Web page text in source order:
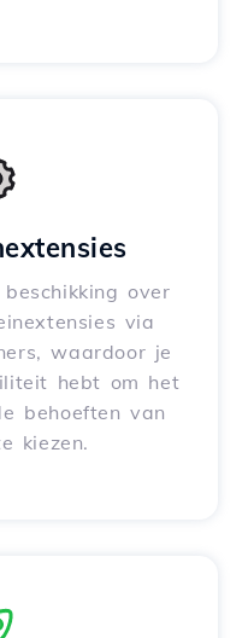
over
via
waardoor je
hebt om het
behoeften van
kiezen.